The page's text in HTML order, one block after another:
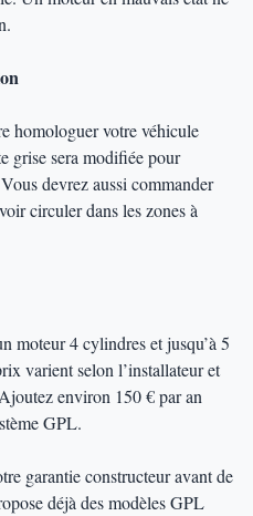
homologuer votre véhicule
grise sera modifiée pour
devrez aussi commander
circuler dans les zones à
moteur 4 cylindres et jusqu’à 5
varient selon l’installateur et
environ 150 € par an
GPL.
garantie constructeur avant de
déjà des modèles GPL